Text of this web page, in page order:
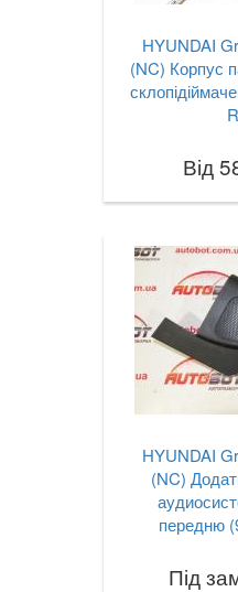
HYUNDAI
(NC) Корпус
Від
HYUNDAI
(NC)
передню
Під